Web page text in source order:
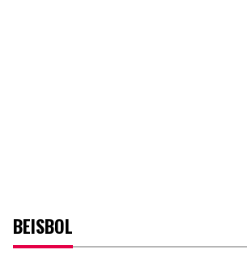
BEISBOL